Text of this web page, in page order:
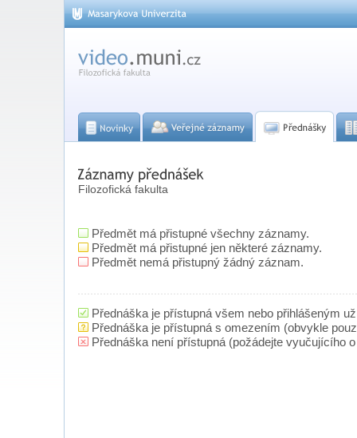
Filozofická fakulta
Předmět má přistupné všechny záznamy.
Předmět má přistupné jen některé záznamy.
Předmět nemá přistupný žádný záznam.
Přednáška je přístupná všem nebo přihlášeným
Přednáška je přístupná s omezením (obvykle
Přednáška není přístupná (požádejte vyučujícího